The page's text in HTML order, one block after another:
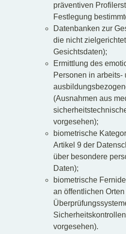
präventiven
Festlegung
Datenbanken zur
die nicht
Gesichtsdaten);
Ermittlung des
Personen in arbeits-
(Ausnahmen aus
vorgesehen);
biometrische
Artikel 9 der
über besondere
Daten);
biometrische
an öffentlichen
vorgesehen).